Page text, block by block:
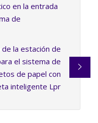
en la entrada
de
la estación de
el sistema de
de papel con
inteligente Lpr